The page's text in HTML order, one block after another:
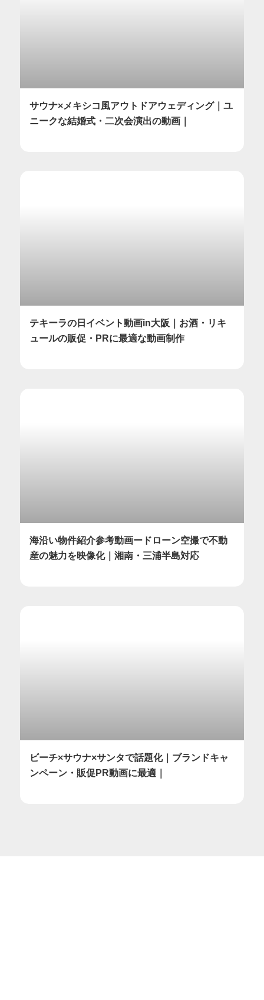
サウナ×メキシコ風アウトドアウェディング｜ユ
ニークな結婚式・二次会演出の動画｜
テキーラの日イベント動画in大阪｜お酒・リキ
ュールの販促・PRに最適な動画制作
海沿い物件紹介参考動画ードローン空撮で不動
産の魅力を映像化｜湘南・三浦半島対応
ビーチ×サウナ×サンタで話題化｜ブランドキャ
ンペーン・販促PR動画に最適｜